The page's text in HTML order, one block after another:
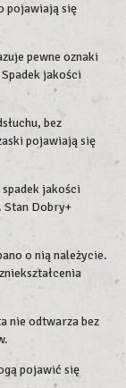
pojawiają się
pewne oznaki
jakości
bez
pojawiają się
spadek jakości
Stan Dobry+
o nią należycie.
nie odtwarza bez
pojawić się